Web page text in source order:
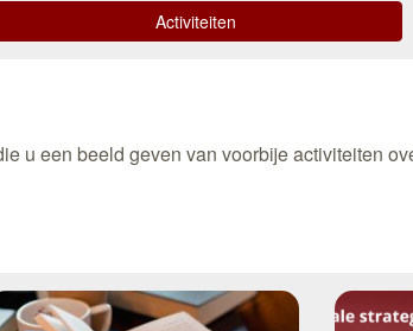
Activiteiten
u een beeld geven van voorbije activiteiten